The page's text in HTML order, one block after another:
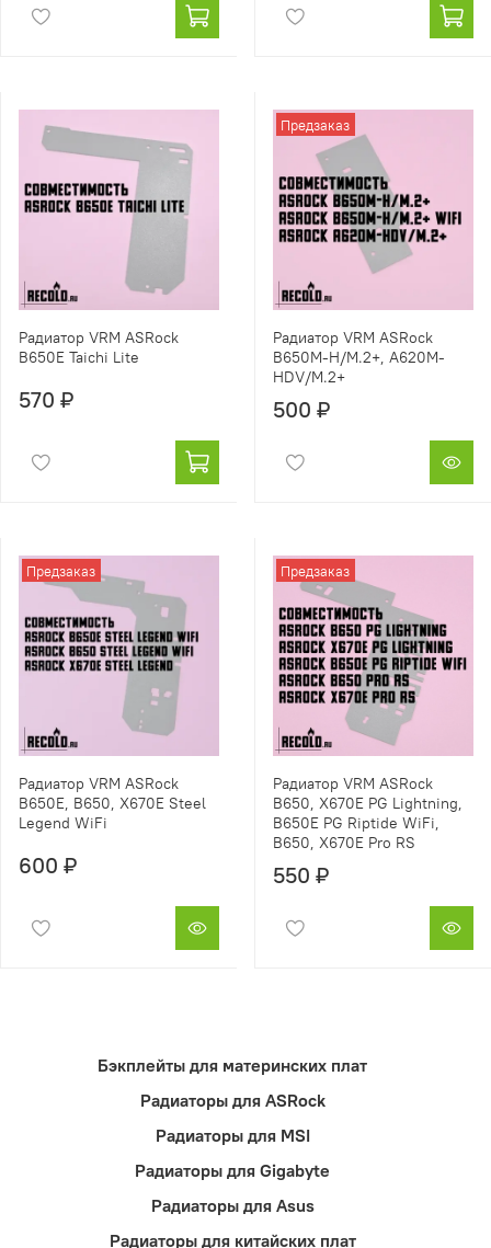
Радиатор VRM ASRock
B650E Taichi Lite
570 ₽
Предзаказ
Радиатор VRM ASRock
B650M-H/M.2+, A620M-
HDV/M.2+
500 ₽
Предзаказ
Радиатор VRM ASRock
B650E, B650, X670E Steel
Legend WiFi
600 ₽
Предзаказ
Радиатор VRM ASRock
B650, X670E PG Lightning,
B650E PG Riptide WiFi,
B650, X670E Pro RS
550 ₽
Бэкплейты для материнских плат
Радиаторы для ASRock
Радиаторы для MSI
Радиаторы для Gigabyte
Радиаторы для Asus
Радиаторы для китайских плат